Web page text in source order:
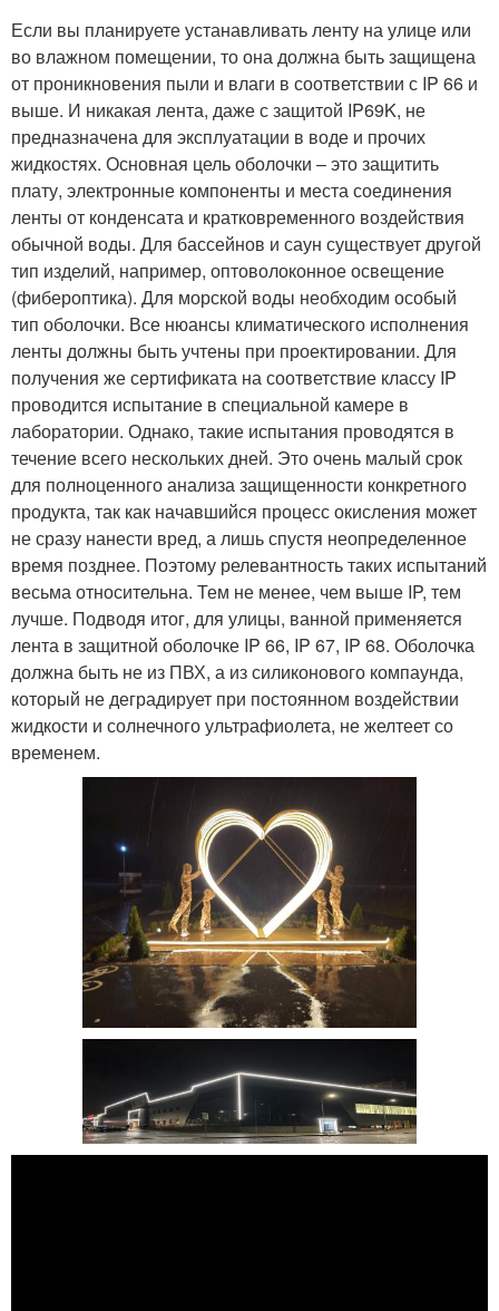
Если вы планируете устанавливать ленту на улице или
во влажном помещении, то она должна быть защищена
от проникновения пыли и влаги в соответствии с IP 66 и
выше. И никакая лента, даже с защитой IP69K, не
предназначена для эксплуатации в воде и прочих
жидкостях. Основная цель оболочки – это защитить
плату, электронные компоненты и места соединения
ленты от конденсата и кратковременного воздействия
обычной воды. Для бассейнов и саун существует другой
тип изделий, например, оптоволоконное освещение
(фибероптика). Для морской воды необходим особый
тип оболочки. Все нюансы климатического исполнения
ленты должны быть учтены при проектировании. Для
получения же сертификата на соответствие классу IP
проводится испытание в специальной камере в
лаборатории. Однако, такие испытания проводятся в
течение всего нескольких дней. Это очень малый срок
для полноценного анализа защищенности конкретного
продукта, так как начавшийся процесс окисления может
не сразу нанести вред, а лишь спустя неопределенное
время позднее. Поэтому релевантность таких испытаний
весьма относительна. Тем не менее, чем выше IP, тем
лучше. Подводя итог, для улицы, ванной применяется
лента в защитной оболочке IP 66, IP 67, IP 68. Оболочка
должна быть не из ПВХ, а из силиконового компаунда,
который не деградирует при постоянном воздействии
жидкости и солнечного ультрафиолета, не желтеет со
временем.